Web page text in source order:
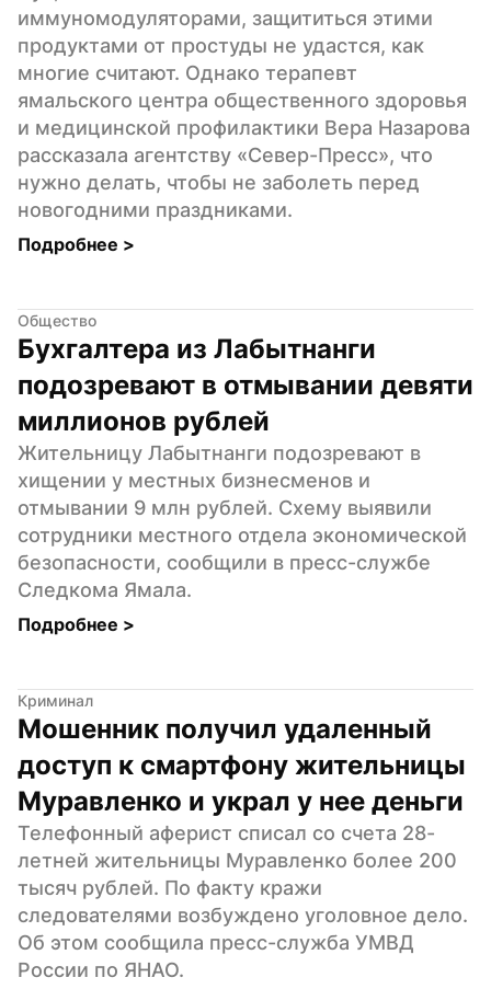
иммуномодуляторами, защититься этими
продуктами от простуды не удастся, как
многие считают. Однако терапевт
ямальского центра общественного здоровья
и медицинской профилактики Вера Назарова
рассказала агентству «Север-Пресс», что
нужно делать, чтобы не заболеть перед
новогодними праздниками.
Подробнее >
Общество
Бухгалтера из Лабытнанги
подозревают в отмывании девяти
миллионов рублей
Жительницу Лабытнанги подозревают в
хищении у местных бизнесменов и
отмывании 9 млн рублей. Схему выявили
сотрудники местного отдела экономической
безопасности, сообщили в пресс-службе
Следкома Ямала.
Подробнее >
Криминал
Мошенник получил удаленный
доступ к смартфону жительницы
Муравленко и украл у нее деньги
Телефонный аферист списал со счета 28-
летней жительницы Муравленко более 200
тысяч рублей. По факту кражи
следователями возбуждено уголовное дело.
Об этом сообщила пресс-служба УМВД
России по ЯНАО.